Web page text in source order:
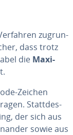
zu­grun­
dass trotz
die Ma­xi­
Zeichen
Statt­des­
der sich aus
sowie aus